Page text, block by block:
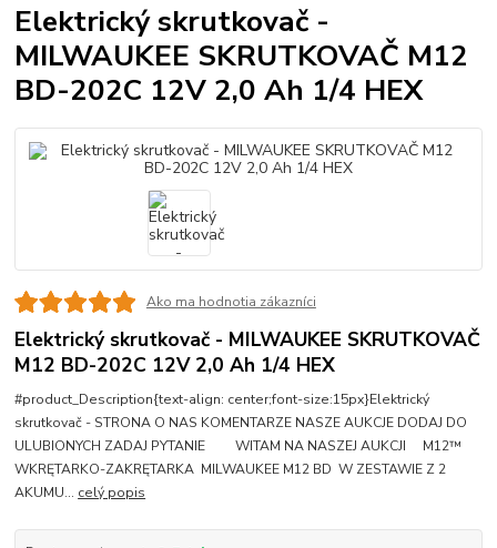
Elektrický skrutkovač -
MILWAUKEE SKRUTKOVAČ M12
BD-202C 12V 2,0 Ah 1/4 HEX
Ako ma hodnotia zákazníci
Elektrický skrutkovač - MILWAUKEE SKRUTKOVAČ
M12 BD-202C 12V 2,0 Ah 1/4 HEX
#product_Description{text-align: center;font-size:15px}Elektrický
skrutkovač - STRONA O NAS KOMENTARZE NASZE AUKCJE DODAJ DO
ULUBIONYCH ZADAJ PYTANIE WITAM NA NASZEJ AUKCJI M12™
WKRĘTARKO-ZAKRĘTARKA MILWAUKEE M12 BD W ZESTAWIE Z 2
AKUMU... celý popis